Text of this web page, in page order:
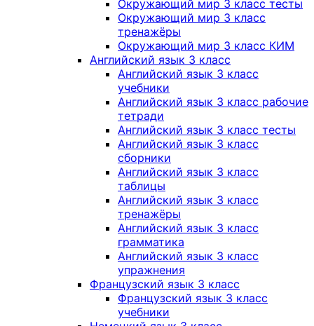
Окружающий мир 3 класс тесты
Окружающий мир 3 класс
тренажёры
Окружающий мир 3 класс КИМ
Английский язык 3 класс
Английский язык 3 класс
учебники
Английский язык 3 класс рабочие
тетради
Английский язык 3 класс тесты
Английский язык 3 класс
сборники
Английский язык 3 класс
таблицы
Английский язык 3 класс
тренажёры
Английский язык 3 класс
грамматика
Английский язык 3 класс
упражнения
Французский язык 3 класс
Французский язык 3 класс
учебники